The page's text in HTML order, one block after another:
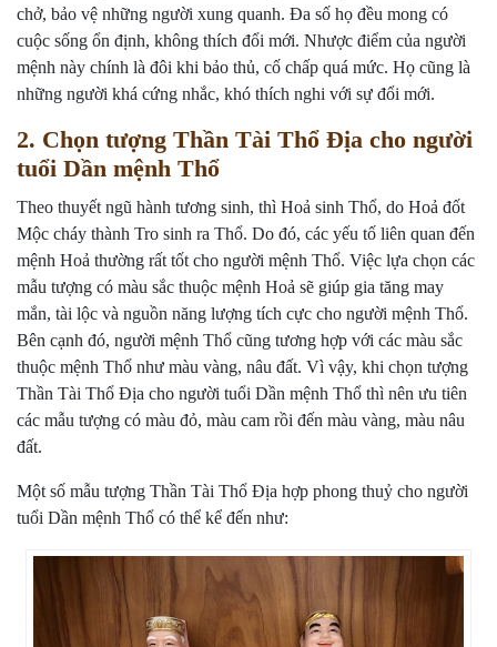
chở, bảo vệ những người xung quanh. Đa số họ đều mong có
cuộc sống ổn định, không thích đổi mới. Nhược điểm của người
mệnh này chính là đôi khi bảo thủ, cố chấp quá mức. Họ cũng là
những người khá cứng nhắc, khó thích nghi với sự đổi mới.
2. Chọn tượng Thần Tài Thổ Địa cho người
tuổi Dần mệnh Thổ
Theo thuyết ngũ hành tương sinh, thì Hoả sinh Thổ, do Hoả đốt
Mộc cháy thành Tro sinh ra Thổ. Do đó, các yếu tố liên quan đến
mệnh Hoả thường rất tốt cho người mệnh Thổ. Việc lựa chọn các
mẫu tượng có màu sắc thuộc mệnh Hoả sẽ giúp gia tăng may
mắn, tài lộc và nguồn năng lượng tích cực cho người mệnh Thổ.
Bên cạnh đó, người mệnh Thổ cũng tương hợp với các màu sắc
thuộc mệnh Thổ như màu vàng, nâu đất. Vì vậy, khi chọn tượng
Thần Tài Thổ Địa cho người tuổi Dần mệnh Thổ thì nên ưu tiên
các mẫu tượng có màu đỏ, màu cam rồi đến màu vàng, màu nâu
đất.
Một số mẫu tượng Thần Tài Thổ Địa hợp phong thuỷ cho người
tuổi Dần mệnh Thổ có thể kể đến như: